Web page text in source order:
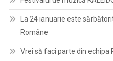
La 24 ianuarie este
Române
Vrei să faci parte din echipa